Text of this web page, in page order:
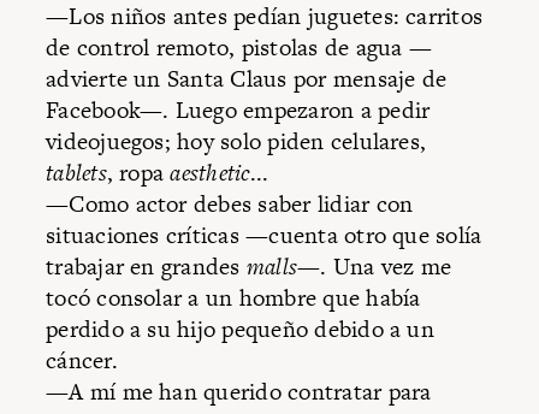
—Los niños antes pedían juguetes: carritos
de control remoto, pistolas de agua —
advierte un Santa Claus por mensaje de
Facebook—. Luego empezaron a pedir
videojuegos; hoy solo piden celulares,
tablets, ropaaesthetic...
—Como actor debes saber lidiar con
situaciones críticas —cuenta otro que solía
trabajar en grandes malls—. Una vez me
tocó consolar a un hombre que había
perdido a su hijo pequeño debido a un
cáncer.
—A mí me han querido contratar para